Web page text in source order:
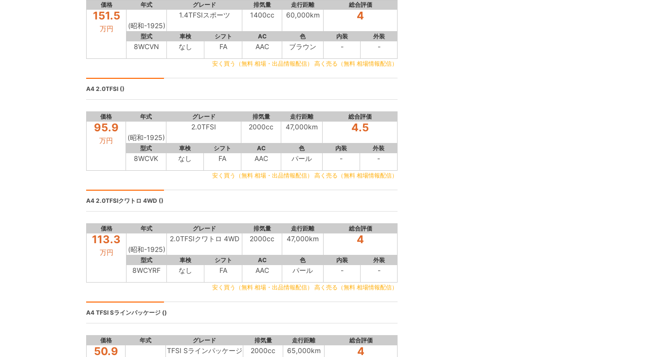
価格 年式 グレード 排気量 走行距離 総合評価
151.5
万円 (昭和-1925)
1.4TFSIスポーツ 1400cc 60,000km 4
型式 車検 シフト AC 色 内装 外装
8WCVN なし FA AAC ブラウン - -
安く買う（無料 相場・出品情報配信） 高く売る（無料 相場情報配信）
A4 2.0TFSI ()
価格 年式 グレード 排気量 走行距離 総合評価
95.9
万円 (昭和-1925)
2.0TFSI 2000cc 47,000km 4.5
型式 車検 シフト AC 色 内装 外装
8WCVK なし FA AAC パール - -
安く買う（無料 相場・出品情報配信） 高く売る（無料 相場情報配信）
A4 2.0TFSIクワトロ 4WD ()
価格 年式 グレード 排気量 走行距離 総合評価
113.3
万円 (昭和-1925)
2.0TFSIクワトロ 4WD 2000cc 47,000km 4
型式 車検 シフト AC 色 内装 外装
8WCYRF なし FA AAC パール - -
安く買う（無料 相場・出品情報配信） 高く売る（無料 相場情報配信）
A4 TFSI Sラインパッケージ ()
価格 年式 グレード 排気量 走行距離 総合評価
50.9 TFSI Sラインパッケージ 2000cc 65,000km 4